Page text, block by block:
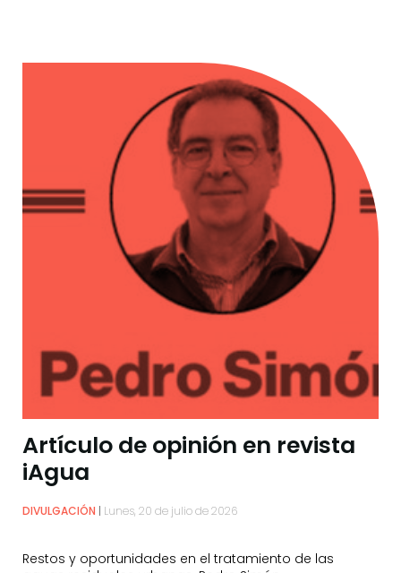
Artículo de opinión en revista
iAgua
DIVULGACIÓN Lunes, 20 de julio de 2026
Restos y oportunidades en el tratamiento de las